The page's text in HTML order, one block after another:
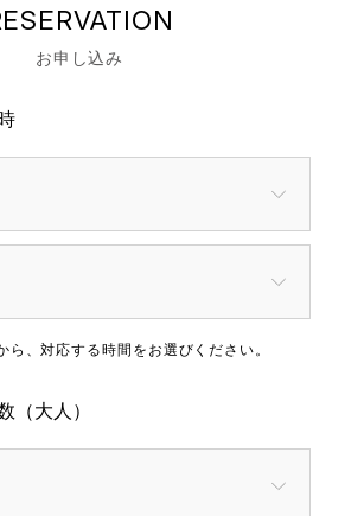
お申し込み
、対応する時間をお選びください。
（大人）